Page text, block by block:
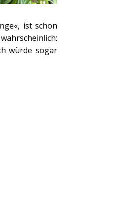
ist schon
würde sogar